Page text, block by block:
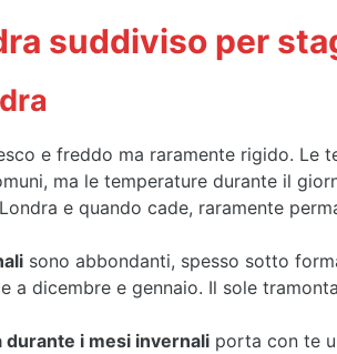
suddiviso per
e freddo ma raramente rigido. Le
ma le temperature durante il
e quando cade, raramente
sono abbondanti, spesso sotto
a dicembre e gennaio. Il sole
durante i mesi invernali porta con te